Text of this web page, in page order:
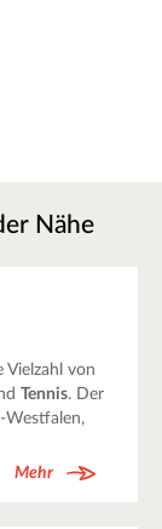
Nähe
Vielzahl von
Tennis. Der
Westfalen,
Mehr